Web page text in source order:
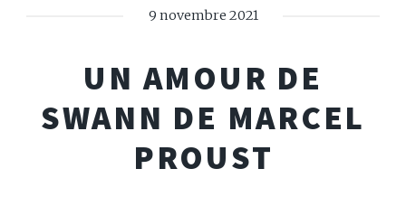
9 novembre 2021
UN AMOUR DE
SWANN DE MARCEL
PROUST